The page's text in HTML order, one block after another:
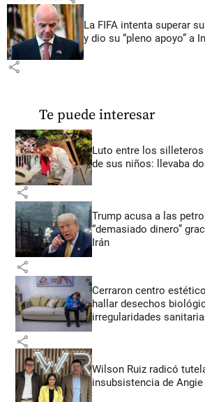
La FIFA intenta superar
y dio su “pleno apoyo” a
share
Te puede interesar
Luto entre los
de sus niños: llevaba
share
Trump acusa a las
“demasiado dinero”
Irán
share
Cerraron centro
hallar desechos
irregularidades
share
Wilson Ruiz radicó
insubsistencia de